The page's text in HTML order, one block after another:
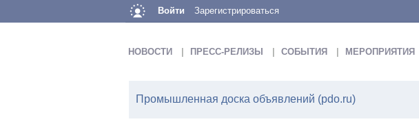
Войти Зарегистрироваться
НОВОСТИ ПРЕСС-РЕЛИЗЫ СОБЫТИЯ МЕРОПРИЯТИЯ
Промышленная доска объявлений (pdo.ru)